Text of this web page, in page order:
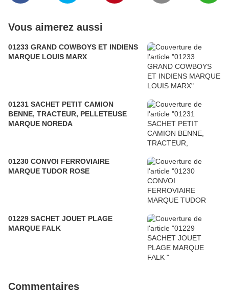
Vous aimerez aussi
01233 GRAND COWBOYS ET INDIENS
MARQUE LOUIS MARX
01231 SACHET PETIT CAMION
BENNE, TRACTEUR, PELLETEUSE
MARQUE NOREDA
01230 CONVOI FERROVIAIRE
MARQUE TUDOR ROSE
01229 SACHET JOUET PLAGE
MARQUE FALK
Commentaires